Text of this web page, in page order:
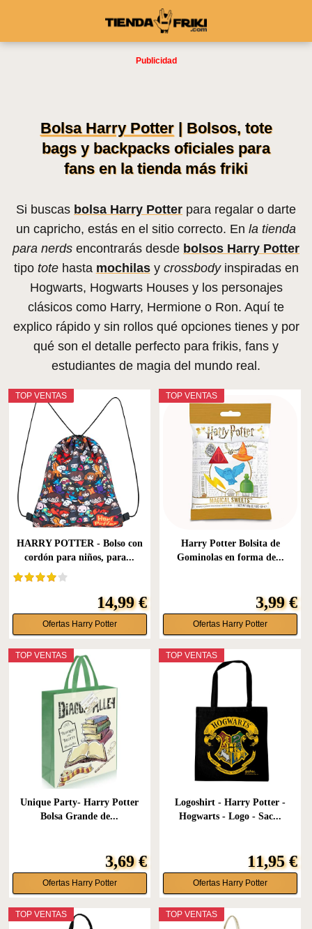
Bolsa Harry Potter| Bolsos, tote
bags y backpacks oficiales para
fans en la tienda más friki
Si buscas bolsa Harry Potter para regalar o darte
un capricho, estás en el sitio correcto. En la tienda
para nerds encontrarás desde bolsos Harry Potter
tipo totehasta mochilasy crossbodyinspiradas en
Hogwarts, Hogwarts Houses y los personajes
clásicos como Harry, Hermione o Ron. Aquí te
explico rápido y sin rollos qué opciones tienes y por
qué son el detalle perfecto para frikis, fans y
estudiantes de magia del mundo real.
TOP VENTAS
HARRY POTTER - Bolso con
cordón para niños, para...
14,99 €
Ofertas Harry Potter
TOP VENTAS
Harry Potter Bolsita de
Gominolas en forma de...
3,99 €
Ofertas Harry Potter
TOP VENTAS
Unique Party- Harry Potter
Bolsa Grande de...
3,69 €
Ofertas Harry Potter
TOP VENTAS
Logoshirt - Harry Potter -
Hogwarts - Logo - Sac...
11,95 €
Ofertas Harry Potter
TOP VENTAS TOP VENTAS